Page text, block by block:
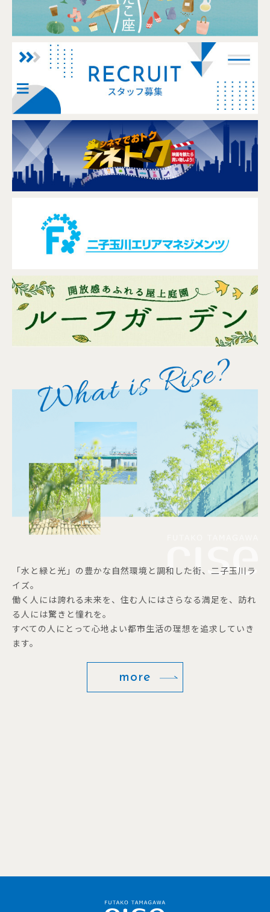
「水と緑と光」の豊かな自然環境と調和した街、二子玉川ラ
イズ。
働く人には誇れる未来を、住む人にはさらなる満足を、訪れ
る人には驚きと憧れを。
すべての人にとって心地よい都市生活の理想を追求していき
ます。
more